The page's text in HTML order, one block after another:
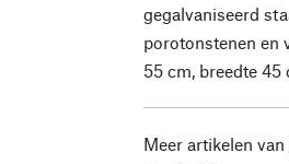
gegalvaniseerd
porotonstenen en
55 cm, breedte 45
Meer artikelen van